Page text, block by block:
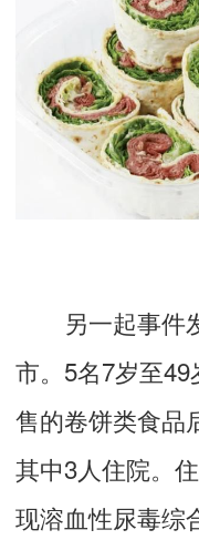
另一起事件
市。5名7岁至
售的卷饼类食品
其中3人住院。
现溶血性尿毒综